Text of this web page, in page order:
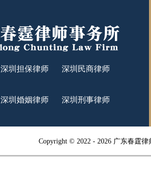
深圳担保律师 深圳民商律师
深圳婚姻律师 深圳刑事律师
Copyright © 2022 - 2026 广东春霆